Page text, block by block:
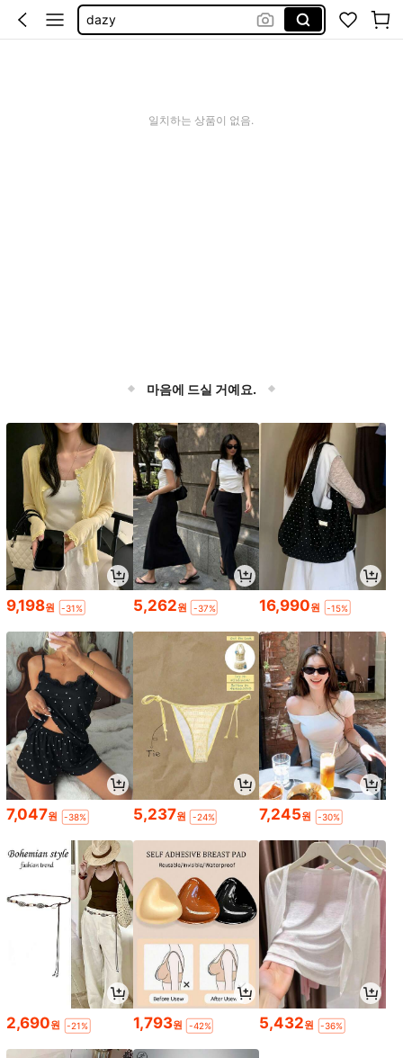
dazy
일치하는 상품이 없음.
마음에 드실 거예요.
9,198원 -31% 5,262원 -37% 16,990원 -15%
7,047원 -38% 5,237원 -24% 7,245원 -30%
2,690원 -21% 1,793원 -42% 5,432원 -36%